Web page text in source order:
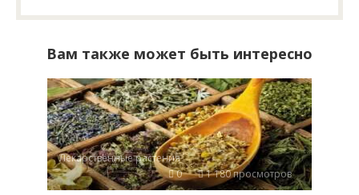
Вам также может быть интересно
Лекарственные растения
0
1 180 просмотров